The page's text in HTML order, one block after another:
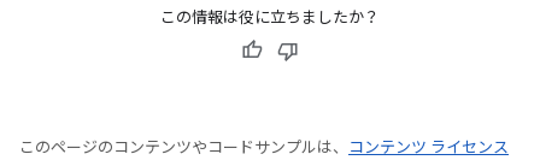
この情報は役に立ちましたか？
このページのコンテンツやコードサンプルは、
コンテンツ ライセンス